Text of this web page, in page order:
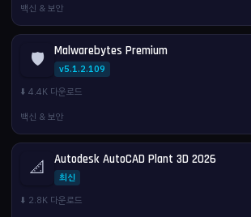
백신 & 보안
🛡️ Malwarebytes Premium
v5.1.2.109
⬇️ 4.4K 다운로드
백신 & 보안
📐 Autodesk AutoCAD Plant 3D 2026
최신
⬇️ 2.8K 다운로드